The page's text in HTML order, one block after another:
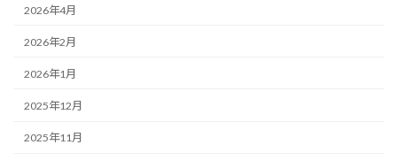
2026年4月
2026年2月
2026年1月
2025年12月
2025年11月